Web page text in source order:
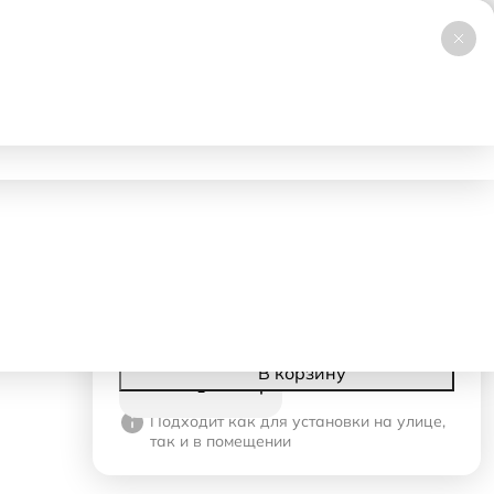
Заказать звонок
НОВИНКА
В корзинуКорзина
Подходит как для установки на улице,
так и в помещении